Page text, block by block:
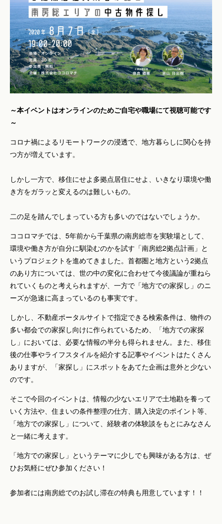
～本イベントはオンラインのためご自宅や職場にて視聴可能です
～
コロナ禍によるリモートワークの浸透で、地方暮らしに関心を持
つ方が増えています。
しかし一方で、移住にせよ多拠点居住にせよ、いきなり環境や働
き方をガラッと変えるのは難しいもの。
二の足を踏んでしまっている方も多いのではないでしょうか。
ココロマチでは、5年前から千葉県の南房総市を実験場として、
環境や働き方が自分に馴染むのかを試す「南房総2拠点計画」と
いうプロジェクトを進めてきました。首都圏と地方という2拠点
のあり方については、世の中の変化に合わせて今後議論が重ねら
れていくものと考えられますが、一方で「地方での家探し」のニ
ーズが急速に高まっているのも事実です。
しかし、不動産ポータルサイトで指定できる検索条件は、物件の
多い都会での家探し向けに作られているため、「地方での家探
し」においては、必要な情報の半分も得られません。また、移住
後の仕事やライフスタイルを紹介する記事やイベントはたくさん
ありますが、「家探し」にスポットをあてた企画は意外と少ない
のです。
そこで今回のイベントは、情報の少ないエリアで土地勘を養って
いく方法や、住まいの条件整理の仕方、購入決定のポイント等、
「地方での家探し」について、経験者の体験談をもとにみなさん
と一緒に考えます。
「地方での家探し」というテーマに少しでも興味がある方は、ぜ
ひお気軽にぜひ参加ください！
参加者には南房総でのお試し滞在の特典も用意しています！！